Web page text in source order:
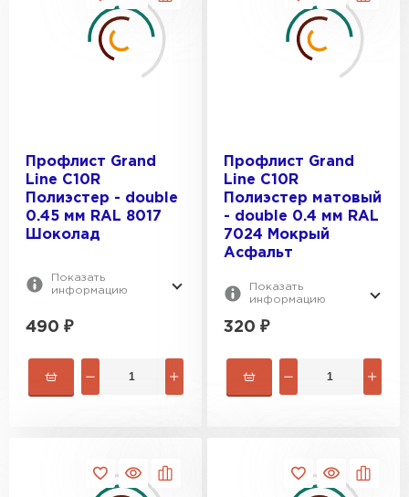
Профлист Grand
Line С10R
Полиэстер - double
0.45 мм RAL 8017
Шоколад
Показать
информацию
490 ₽
Профлист Grand
Line С10R
Полиэстер матовый
- double 0.4 мм RAL
7024 Мокрый
Асфальт
Показать
информацию
320 ₽
ПЕРЕЙТИ